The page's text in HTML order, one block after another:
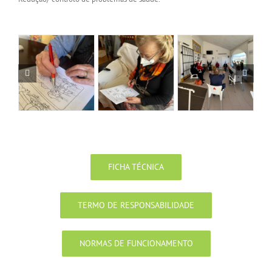
FICHA TÉCNICA
TERMO DE RESPONSABILIDADE
NORMAS DE FUNCIONAMENTO